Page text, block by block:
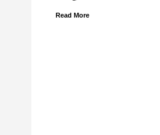
Read More